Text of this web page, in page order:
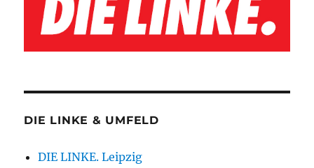
DIE LINKE & UMFELD
DIE LINKE. Leipzig